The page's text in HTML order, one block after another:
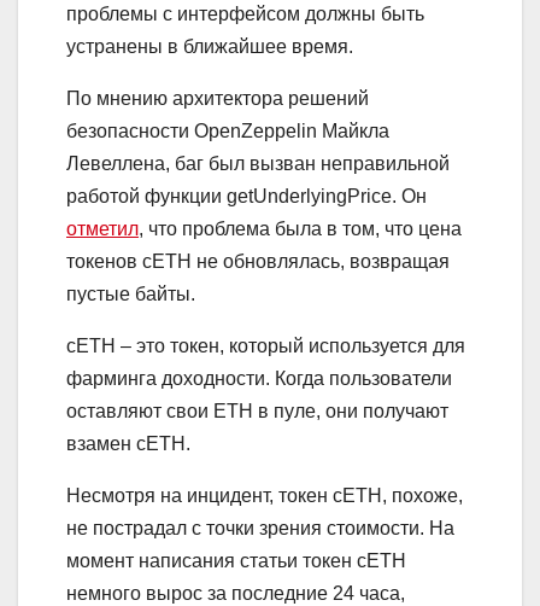
проблемы с интерфейсом должны быть
устранены в ближайшее время.
По мнению архитектора решений
безопасности OpenZeppelin Майкла
Левеллена, баг был вызван неправильной
работой функции getUnderlyingPrice. Он
отметил, что проблема была в том, что цена
токенов cETH не обновлялась, возвращая
пустые байты.
cETH – это токен, который используется для
фарминга доходности. Когда пользователи
оставляют свои ETH в пуле, они получают
взамен cETH.
Несмотря на инцидент, токен cETH, похоже,
не пострадал с точки зрения стоимости. На
момент написания статьи токен cETH
немного вырос за последние 24 часа,